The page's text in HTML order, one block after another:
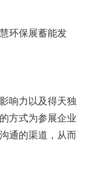
响力以及得天独
方式为参展企业
通的渠道，从而